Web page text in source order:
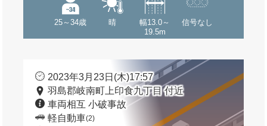
25～34歳 晴
幅13.0～
19.5m
信号なし
2023年3月23日(木)17:57
羽島郡岐南町上印食九丁目 付近
車両相互 小破事故
軽自動車(2)